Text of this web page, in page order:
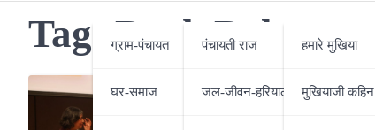
ग्राम-पंचायत
घर-समाज
पंचायती राज
जल-जीवन-हरियाली
हमारे मुखिया
मुखियाजी कहिन
Tag:Book Release